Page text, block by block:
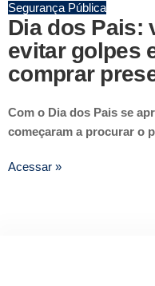
Segurança Pública
Dia dos Pais:
evitar golpes
comprar
Com o Dia dos Pais se
começaram a procurar o
Acessar »